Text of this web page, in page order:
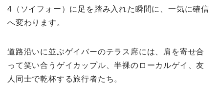
4（ソイフォー）に足を踏み入れた瞬間に、一気に確信
へ変わります。
道路沿いに並ぶゲイバーのテラス席には、肩を寄せ合
って笑い合うゲイカップル、半裸のローカルゲイ、友
人同士で乾杯する旅行者たち。